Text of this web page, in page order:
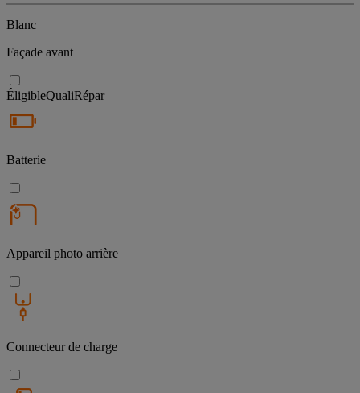
Blanc
Façade avant
ÉligibleQualiRépar
Batterie
Appareil photo arrière
Connecteur de charge